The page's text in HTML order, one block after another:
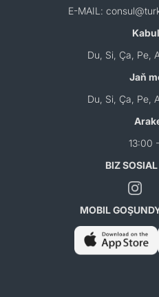
E-MAIL:
Du, Si, Ça, Pe,
Jaň
Du, Si, Ça, Pe,
13:00
BIZ
MOBIL